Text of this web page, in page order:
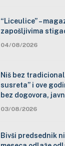
“Liceulice” –
zapošljivima
04/08/2026
Niš bez
susreta” i ove
bez dogovora,
03/08/2026
Bivši predsednik